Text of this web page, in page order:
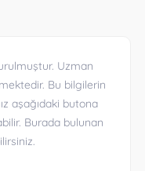
Uzman
Bu bilgilerin
aşağıdaki butona
Burada bulunan